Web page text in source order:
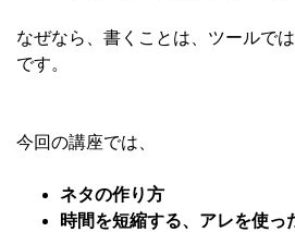
なぜなら、書くことは、ツールで
です。
今回の講座では、
ネタの作り方
時間を短縮する、アレを使っ